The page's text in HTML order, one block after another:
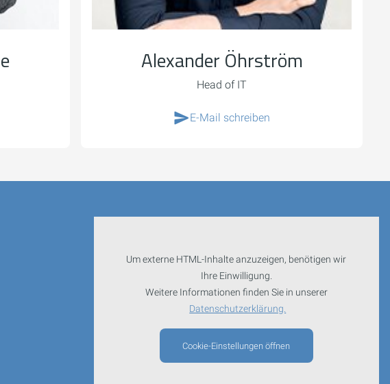
Alexander Öhrström
Head of IT
E-Mail schreiben
Um externe HTML-Inhalte anzuzeigen, benötigen wir
Ihre Einwilligung.
Weitere Informationen finden Sie in unserer
Datenschutzerklärung.
Cookie-Einstellungen öffnen